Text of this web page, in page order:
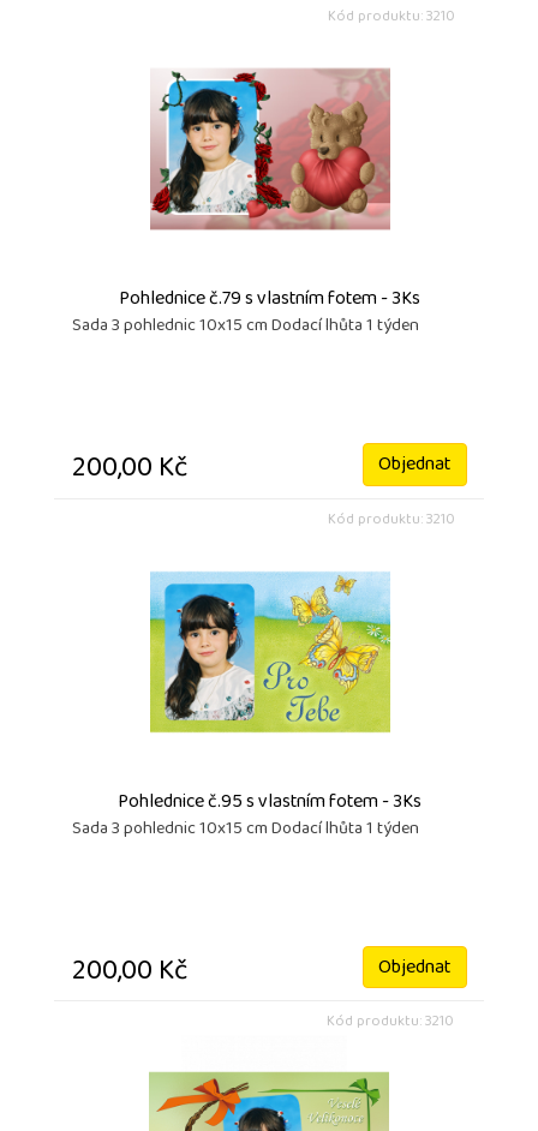
Kód produktu: 3210
Pohlednice č.79 s vlastním fotem - 3Ks
Sada 3 pohlednic 10x15 cm Dodací lhůta 1 týden
200,00 Kč Objednat
Kód produktu: 3210
Pohlednice č.95 s vlastním fotem - 3Ks
Sada 3 pohlednic 10x15 cm Dodací lhůta 1 týden
200,00 Kč Objednat
Kód produktu: 3210